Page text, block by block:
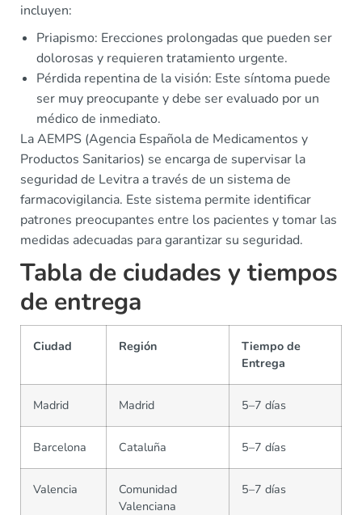
incluyen:
Priapismo: Erecciones prolongadas que pueden ser
dolorosas y requieren tratamiento urgente.
Pérdida repentina de la visión: Este síntoma puede
ser muy preocupante y debe ser evaluado por un
médico de inmediato.
La AEMPS (Agencia Española de Medicamentos y
Productos Sanitarios) se encarga de supervisar la
seguridad de Levitra a través de un sistema de
farmacovigilancia. Este sistema permite identificar
patrones preocupantes entre los pacientes y tomar las
medidas adecuadas para garantizar su seguridad.
Tabla de ciudades y tiempos
de entrega
Ciudad Región
Tiempo de
Entrega
Madrid Madrid 5–7 días
Barcelona Cataluña 5–7 días
Valencia
Comunidad
Valenciana
5–7 días